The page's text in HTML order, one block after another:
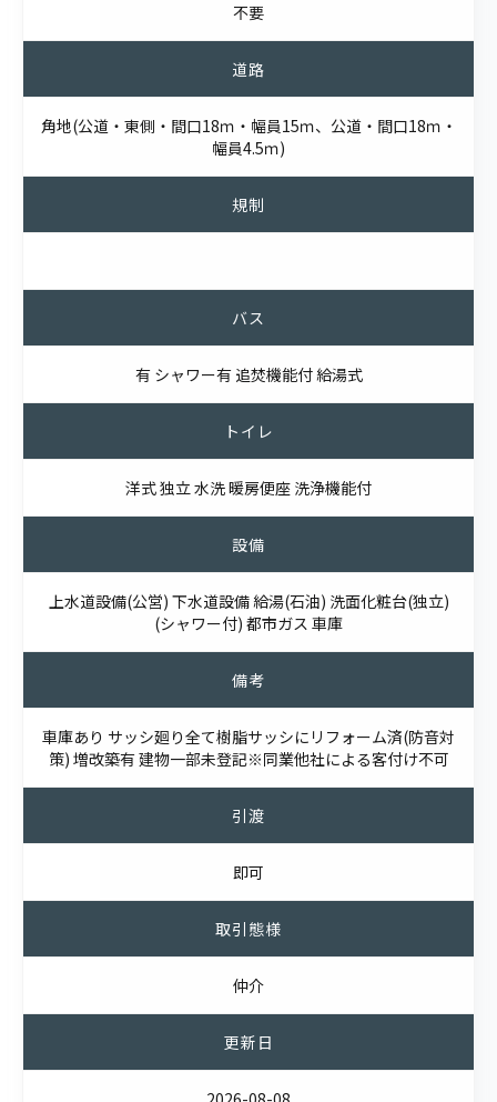
不要
道路
角地(公道・東側・間口18ｍ・幅員15ｍ、公道・間口18ｍ・
幅員4.5ｍ)
規制
バス
有 シャワー有 追焚機能付 給湯式
トイレ
洋式 独立 水洗 暖房便座 洗浄機能付
設備
上水道設備(公営) 下水道設備 給湯(石油) 洗面化粧台(独立)
(シャワー付) 都市ガス 車庫
備考
車庫あり サッシ廻り全て樹脂サッシにリフォーム済(防音対
策) 増改築有 建物一部未登記※同業他社による客付け不可
引渡
即可
取引態様
仲介
更新日